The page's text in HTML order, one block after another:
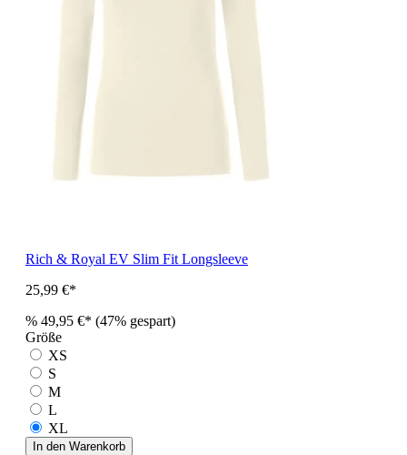
Rich & Royal EV Slim Fit Longsleeve
25,99 €*
% 49,95 €* (47% gespart)
Größe
XS
S
M
L
XL
In den Warenkorb